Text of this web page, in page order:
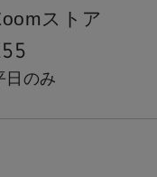
ストア
日のみ